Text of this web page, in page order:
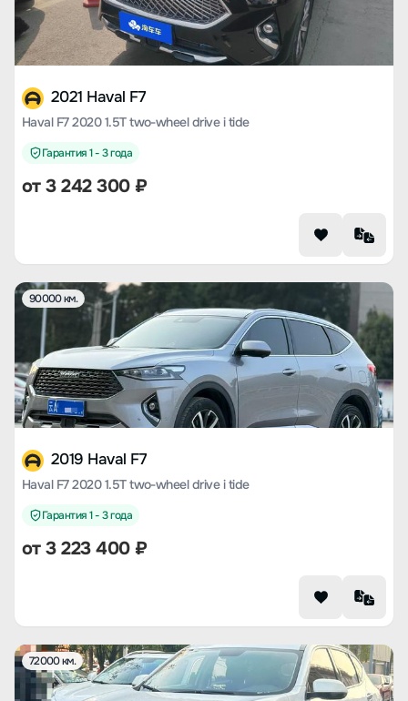
2021 Haval F7
Haval F7 2020 1.5T two-wheel drive i tide
Гарантия 1 - 3 года
от3 242 300₽
90000 км.
2019 Haval F7
Haval F7 2020 1.5T two-wheel drive i tide
Гарантия 1 - 3 года
от3 223 400₽
72000 км.